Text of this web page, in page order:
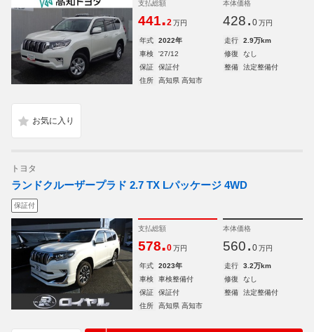
支払総額
441.2 万円
本体価格
428. 0 万円
年式 2022年 走行
2.9万km
車検
'27/12 修復
なし
保証
保証付 整備
法定整備付
住所
高知県 高知市
トヨタ
ランドクルーザープラド 2.7 TX Lパッケージ 4WD
保証付
支払総額
578.0 万円
本体価格
560. 0 万円
年式 2023年 走行
3.2万km
車検
車検整備付 修復
なし
保証
保証付 整備
法定整備付
住所
高知県 高知市